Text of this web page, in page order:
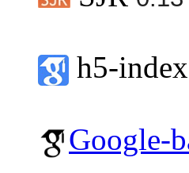
h5-index
Google-